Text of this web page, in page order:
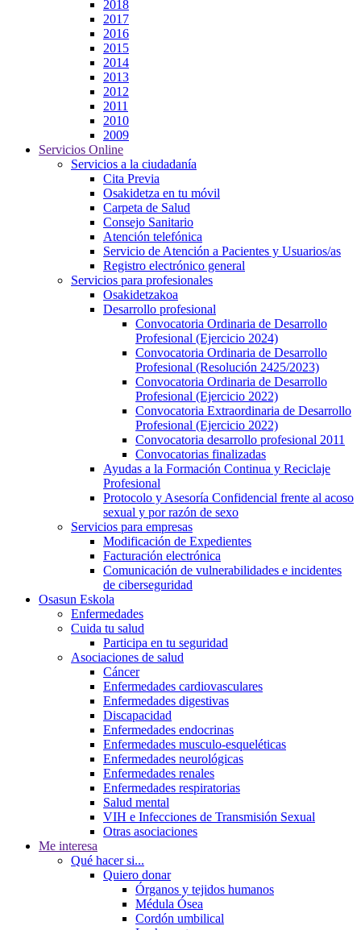
2018
2017
2016
2015
2014
2013
2012
2011
2010
2009
Servicios Online
Servicios a la ciudadanía
Cita Previa
Osakidetza en tu móvil
Carpeta de Salud
Consejo Sanitario
Atención telefónica
Servicio de Atención a Pacientes y Usuarios/as
Registro electrónico general
Servicios para profesionales
Osakidetzakoa
Desarrollo profesional
Convocatoria Ordinaria de Desarrollo
Profesional (Ejercicio 2024)
Convocatoria Ordinaria de Desarrollo
Profesional (Resolución 2425/2023)
Convocatoria Ordinaria de Desarrollo
Profesional (Ejercicio 2022)
Convocatoria Extraordinaria de Desarrollo
Profesional (Ejercicio 2022)
Convocatoria desarrollo profesional 2011
Convocatorias finalizadas
Ayudas a la Formación Continua y Reciclaje
Profesional
Protocolo y Asesoría Confidencial frente al acoso
sexual y por razón de sexo
Servicios para empresas
Modificación de Expedientes
Facturación electrónica
Comunicación de vulnerabilidades e incidentes
de ciberseguridad
Osasun Eskola
Enfermedades
Cuida tu salud
Participa en tu seguridad
Asociaciones de salud
Cáncer
Enfermedades cardiovasculares
Enfermedades digestivas
Discapacidad
Enfermedades endocrinas
Enfermedades musculo-esqueléticas
Enfermedades neurológicas
Enfermedades renales
Enfermedades respiratorias
Salud mental
VIH e Infecciones de Transmisión Sexual
Otras asociaciones
Me interesa
Qué hacer si...
Quiero donar
Órganos y tejidos humanos
Médula Ósea
Cordón umbilical